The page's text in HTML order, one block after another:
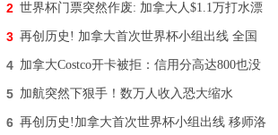
2 世界杯门票突然作废: 加拿大人$1.1万打水漂
3 再创历史! 加拿大首次世界杯小组出线 全国
4 加拿大Costco开卡被拒：信用分高达800也没
5 加航突然下狠手！数万人收入恐大缩水
6 再创历史!加拿大首次世界杯小组出线 移师洛